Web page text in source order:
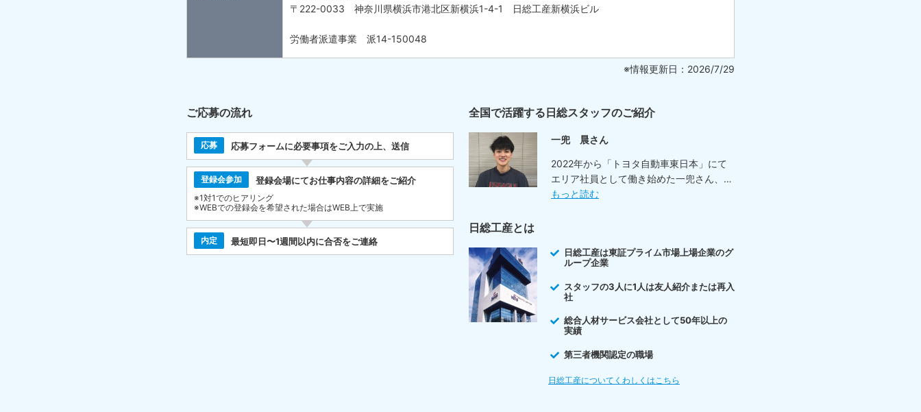
〒222-0033 神奈川県横浜市港北区新横浜1-4-1 日総工産新横浜ビル
労働者派遣事業 派14-150048
※情報更新日：2026/7/29
ご応募の流れ
応募 応募フォームに必要事項をご入力の上、送信
登録会参加 登録会場にてお仕事内容の詳細をご紹介
※1対1でのヒアリング
※WEBでの登録会を希望された場合はWEB上で実施
内定 最短即日〜1週間以内に合否をご連絡
全国で活躍する日総スタッフのご紹介
一兜 晨さん
2022年から「トヨタ自動車東日本」にて
エリア社員として働き始めた一兜さん、
もっと読む
日総工産とは
日総工産は東証プライム市場上場企業のグ
ループ企業
スタッフの3人に1人は友人紹介または再入
社
総合人材サービス会社として50年以上の
実績
第三者機関認定の職場
日総工産についてくわしくはこちら